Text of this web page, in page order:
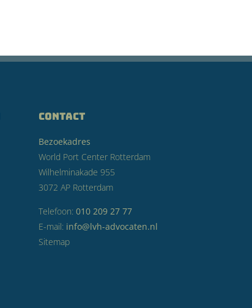
CONTACT
Bezoekadres
World Port Center Rotterdam
Wilhelminakade 955
3072 AP Rotterdam
Telefoon: 010 209 27 77
E-mail: info@lvh-advocaten.nl
Sitemap